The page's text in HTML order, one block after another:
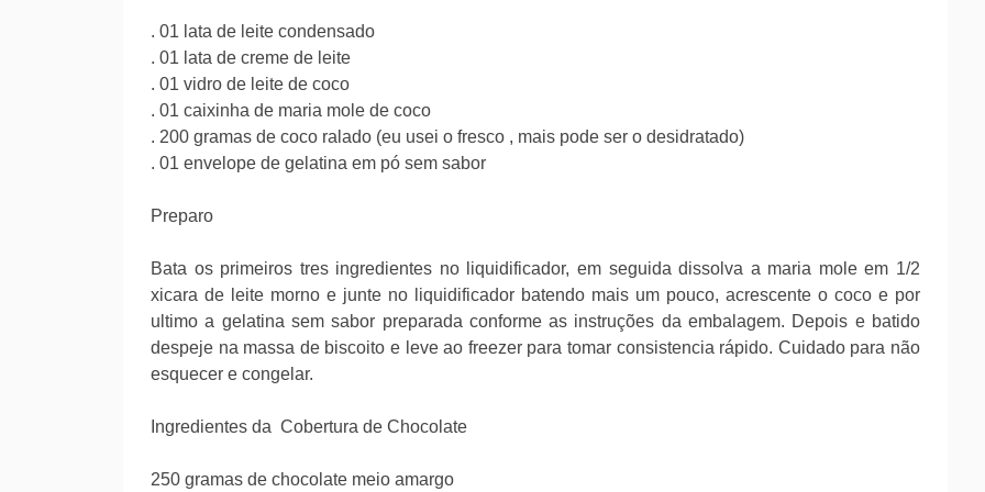
. 01 lata de leite condensado
. 01 lata de creme de leite
. 01 vidro de leite de coco
. 01 caixinha de maria mole de coco
. 200 gramas de coco ralado (eu usei o fresco , mais pode ser o desidratado)
. 01 envelope de gelatina em pó sem sabor
Preparo
Bata os primeiros tres ingredientes no liquidificador, em seguida dissolva a maria mole em 1/2
xicara de leite morno e junte no liquidificador batendo mais um pouco, acrescente o coco e por
ultimo a gelatina sem sabor preparada conforme as instruções da embalagem. Depois e batido
despeje na massa de biscoito e leve ao freezer para tomar consistencia rápido. Cuidado para não
esquecer e congelar.
Ingredientes da Cobertura de Chocolate
250 gramas de chocolate meio amargo